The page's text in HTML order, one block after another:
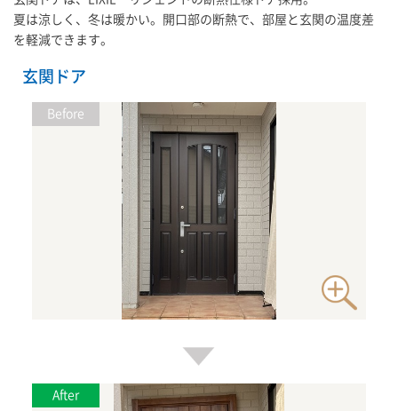
夏は涼しく、冬は暖かい。開口部の断熱で、部屋と玄関の温度差
を軽減できます。
玄関ドア